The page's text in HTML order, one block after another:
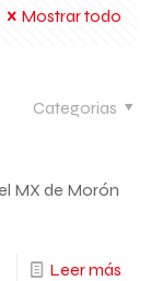
Mostrar todo
Categorias
MX de Morón
Leer más